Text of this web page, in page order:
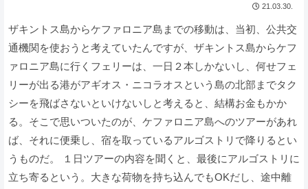
21.03.30.
ザキントス島からケファロニア島までの移動は、当初、公共交
通機関を使おうと考えていたんですが、ザキントス島からケフ
ァロニア島に行くフェリーは、一日２本しかないし、何せフェ
リーが出る港がアギオス・ニコラオスという島の北部までタク
シーを飛ばさないといけないしと考えると、結構お金もかか
る。そこで思いついたのが、ケファロニア島へのツアーがあれ
ば、それに便乗し、宿を取っているアルゴストリで降りるとい
うものだ。 １日ツアーの内容を聞くと、最後にアルゴストリに
立ち寄るという。大きな荷物を持ち込んでもOKだし、途中離